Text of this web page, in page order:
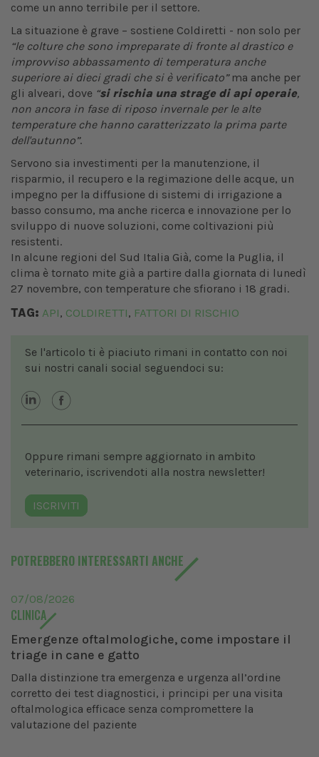
come un anno terribile per il settore.
La situazione è grave – sostiene Coldiretti - non solo per
“le colture che sono impreparate di fronte al drastico e
improvviso abbassamento di temperatura anche
superiore ai dieci gradi che si è verificato”ma anche per
gli alveari, dove “si rischia una strage di api operaie,
non ancora in fase di riposo invernale per le alte
temperature che hanno caratterizzato la prima parte
dell'autunno”.
Servono sia investimenti per la manutenzione, il
risparmio, il recupero e la regimazione delle acque, un
impegno per la diffusione di sistemi di irrigazione a
basso consumo, ma anche ricerca e innovazione per lo
sviluppo di nuove soluzioni, come coltivazioni più
resistenti.
In alcune regioni del Sud Italia Già, come la Puglia, il
clima è tornato mite già a partire dalla giornata di lunedì
27 novembre, con temperature che sfiorano i 18 gradi.
TAG: API, COLDIRETTI, FATTORI DI RISCHIO
Se l'articolo ti è piaciuto rimani in contatto con noi
sui nostri canali social seguendoci su:
Oppure rimani sempre aggiornato in ambito
veterinario, iscrivendoti alla nostra newsletter!
ISCRIVITI
POTREBBERO INTERESSARTI ANCHE
07/08/2026
CLINICA
Emergenze oftalmologiche, come impostare il
triage in cane e gatto
Dalla distinzione tra emergenza e urgenza all’ordine
corretto dei test diagnostici, i principi per una visita
oftalmologica efficace senza compromettere la
valutazione del paziente